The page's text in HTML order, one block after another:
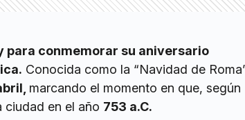
para conmemorar su aniversario
Conocida como la “Navidad de
marcando el momento en que, según
ciudad en el año 753 a.C.